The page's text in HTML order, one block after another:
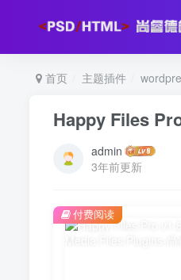
首页 主题插件
Happy Files
admin
3年前更新
付费阅读